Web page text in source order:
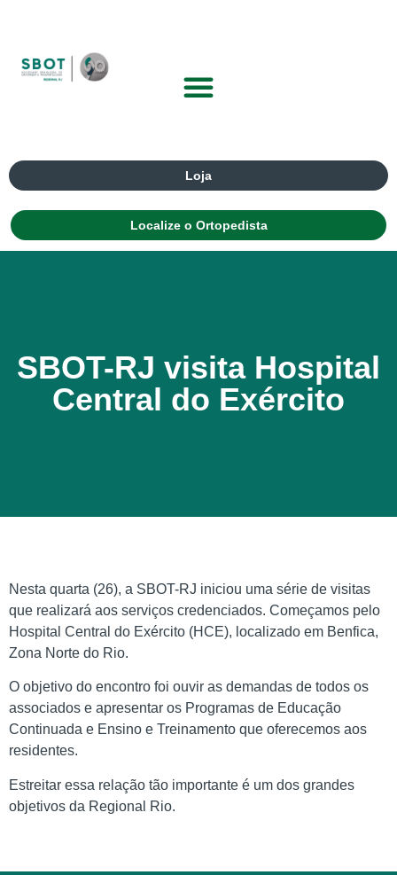
Loja
Localize o Ortopedista
SBOT-RJ visita Hospital
Central do Exército
Nesta quarta (26), a SBOT-RJ iniciou uma série de visitas
que realizará aos serviços credenciados. Começamos pelo
Hospital Central do Exército (HCE), localizado em Benfica,
Zona Norte do Rio.
O objetivo do encontro foi ouvir as demandas de todos os
associados e apresentar os Programas de Educação
Continuada e Ensino e Treinamento que oferecemos aos
residentes.
Estreitar essa relação tão importante é um dos grandes
objetivos da Regional Rio.